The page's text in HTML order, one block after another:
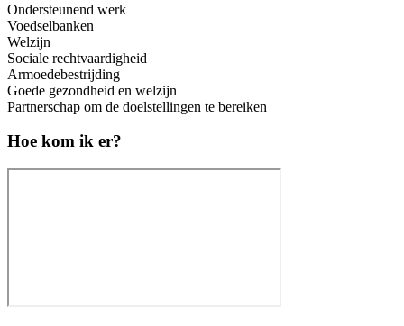
Ondersteunend werk
Voedselbanken
Welzijn
Sociale rechtvaardigheid
Armoedebestrijding
Goede gezondheid en welzijn
Partnerschap om de doelstellingen te bereiken
Hoe kom ik er?